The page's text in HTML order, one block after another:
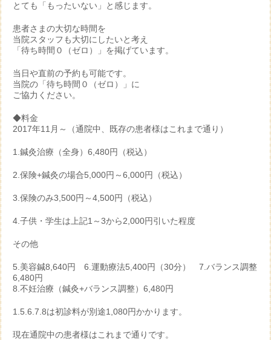
とても「もったいない」と感じます。
患者さまの大切な時間を
当院スタッフも大切にしたいと考え
「待ち時間０（ゼロ）」を掲げています。
当日や直前の予約も可能です。
当院の「待ち時間０（ゼロ）」に
ご協力ください。
◆料金
2017年11月～（通院中、既存の患者様はこれまで通り）
1.鍼灸治療（全身）6,480円（税込）
2.保険+鍼灸の場合5,000円～6,000円（税込）
3.保険のみ3,500円～4,500円（税込）
4.子供・学生は上記1～3から2,000円引いた程度
その他
5.美容鍼8,640円 6.運動療法5,400円（30分） 7.バランス調整
6,480円
8.不妊治療（鍼灸+バランス調整）6,480円
1.5.6.7.8は初診料が別途1,080円かかります。
現在通院中の患者様はこれまで通りです。